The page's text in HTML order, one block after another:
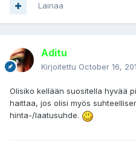
Lainaa
Aditu
Kirjoitettu October 16,
Olisiko kellään suositella hyvää
haittaa, jos olisi myös
hinta-/laatusuhde.